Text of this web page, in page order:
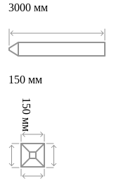
3000 мм
150 мм
150
мм